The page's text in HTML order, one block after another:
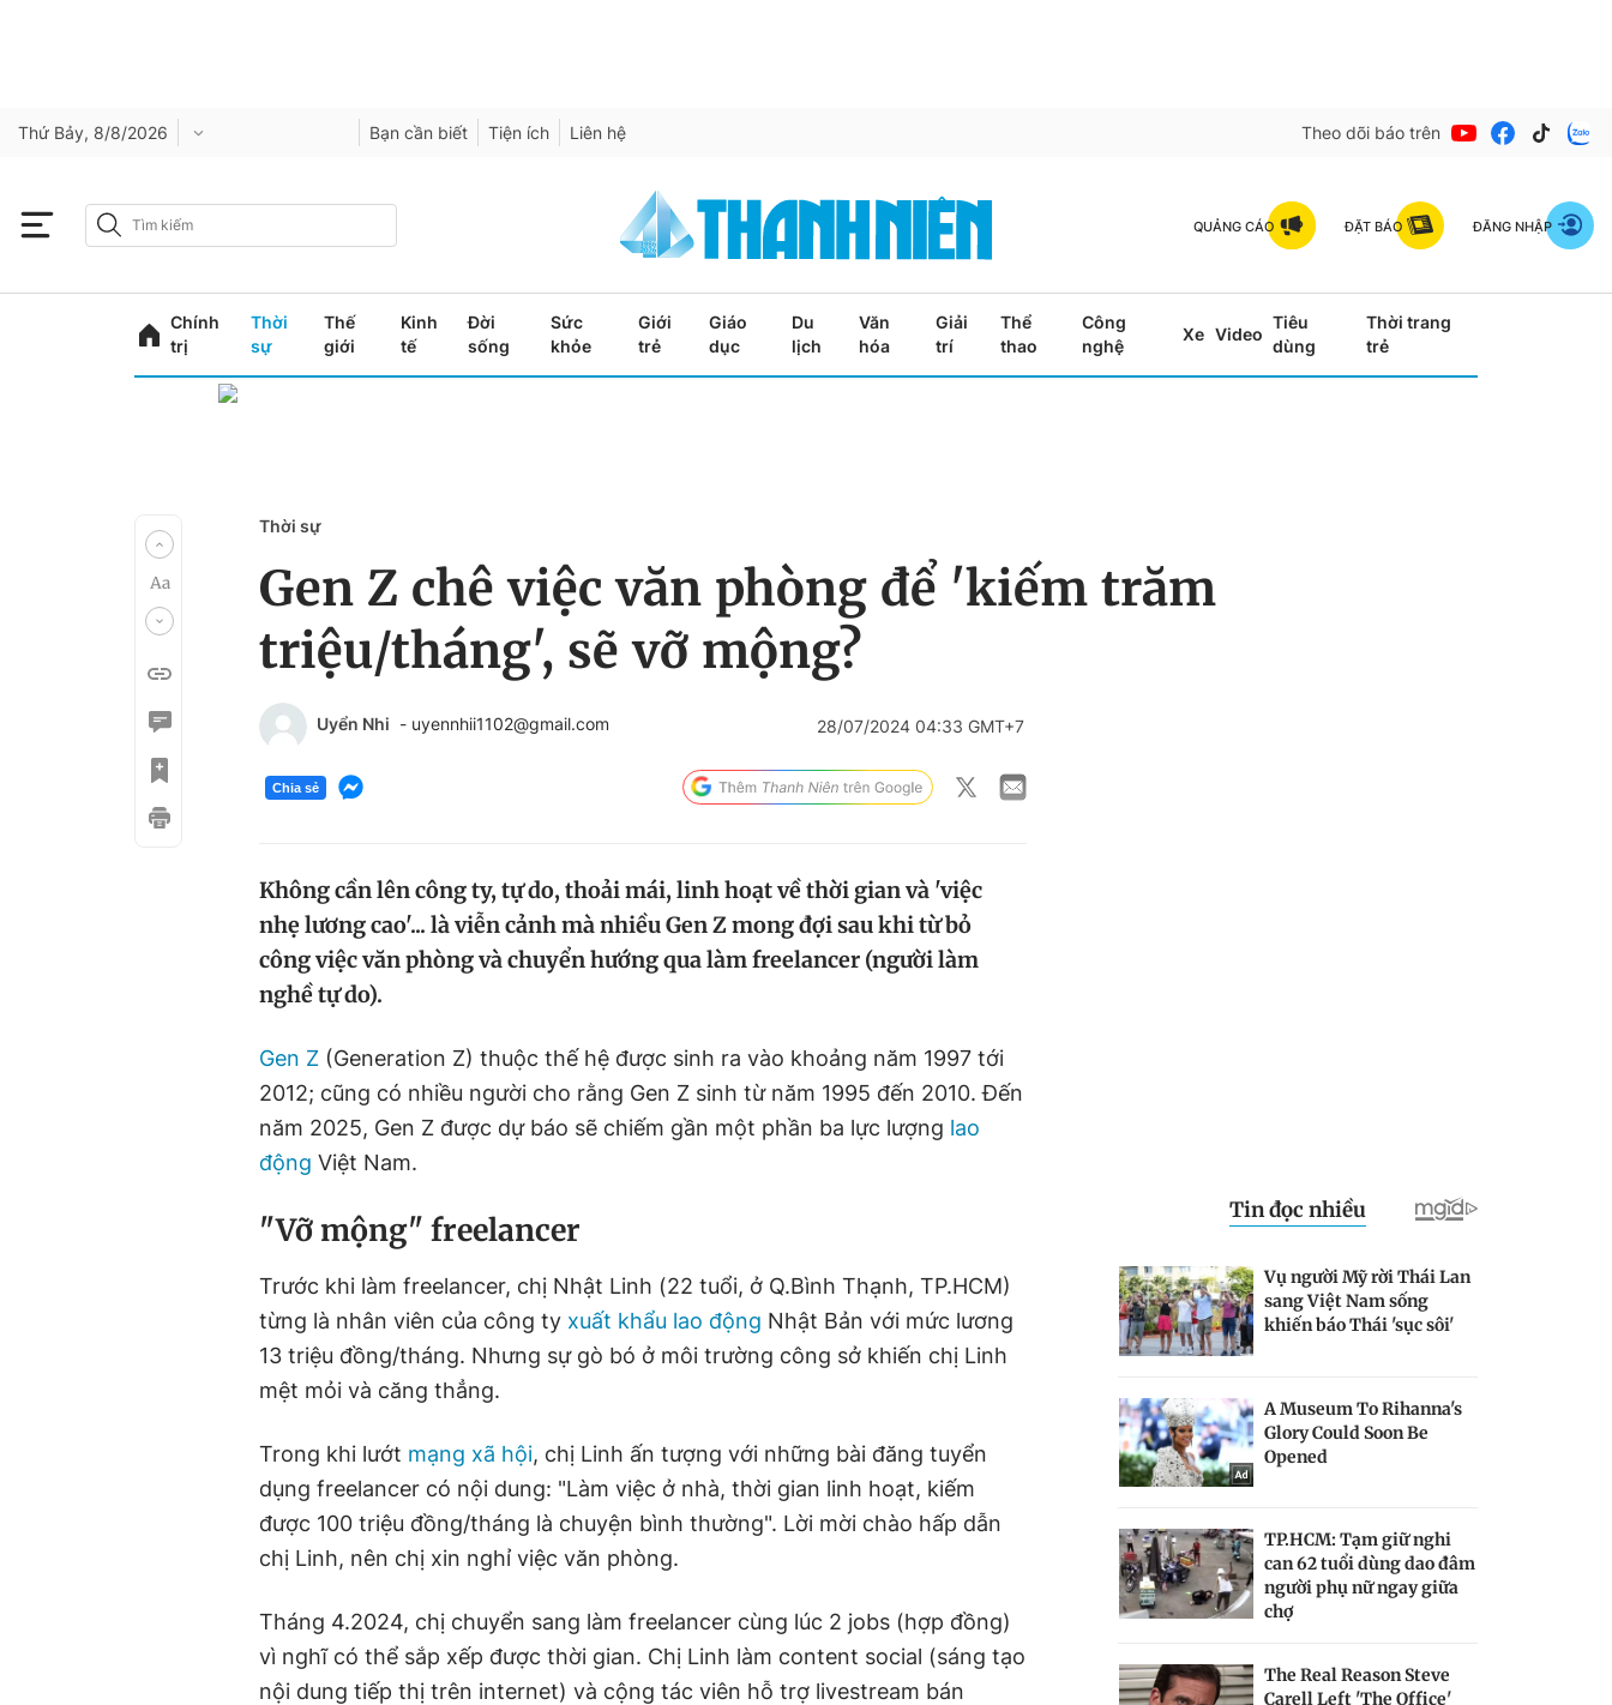
Thứ Bảy, 8/8/2026 Bạn cần biết Tiện ích Liên hệ Theo dõi báo trên
QUẢNG CÁO ĐẶT BÁO ĐĂNG NHẬP
Chính
trị
Thời
sự
Thế
giới
Kinh
tế
Đời
sống
Sức
khỏe
Giới
trẻ
Giáo
dục
Du
lịch
Văn
hóa
Giải
trí
Thể
thao
Công
nghệ
Xe Video
Tiêu
dùng
Thời trang
trẻ
Thời sự
Gen Z chê việc văn phòng để 'kiếm trăm
triệu/tháng', sẽ vỡ mộng?
Uyển Nhi - uyennhii1102@gmail.com 28/07/2024 04:33 GMT+7
Chia sẻ
Không cần lên công ty, tự do, thoải mái, linh hoạt về thời gian và 'việc
nhẹ lương cao'... là viễn cảnh mà nhiều Gen Z mong đợi sau khi từ bỏ
công việc văn phòng và chuyển hướng qua làm freelancer (người làm
nghề tự do).
Gen Z (Generation Z) thuộc thế hệ được sinh ra vào khoảng năm 1997 tới
2012; cũng có nhiều người cho rằng Gen Z sinh từ năm 1995 đến 2010. Đến
năm 2025, Gen Z được dự báo sẽ chiếm gần một phần ba lực lượng lao
động Việt Nam.
"Vỡ mộng" freelancer
Trước khi làm freelancer, chị Nhật Linh (22 tuổi, ở Q.Bình Thạnh, TP.HCM)
từng là nhân viên của công ty xuất khẩu lao động Nhật Bản với mức lương
13 triệu đồng/tháng. Nhưng sự gò bó ở môi trường công sở khiến chị Linh
mệt mỏi và căng thẳng.
Trong khi lướt mạng xã hội, chị Linh ấn tượng với những bài đăng tuyển
dụng freelancer có nội dung: "Làm việc ở nhà, thời gian linh hoạt, kiếm
được 100 triệu đồng/tháng là chuyện bình thường". Lời mời chào hấp dẫn
chị Linh, nên chị xin nghỉ việc văn phòng.
Tháng 4.2024, chị chuyển sang làm freelancer cùng lúc 2 jobs (hợp đồng)
vì nghĩ có thể sắp xếp được thời gian. Chị Linh làm content social (sáng tạo
nội dung tiếp thị trên internet) và cộng tác viên hỗ trợ livestream bán